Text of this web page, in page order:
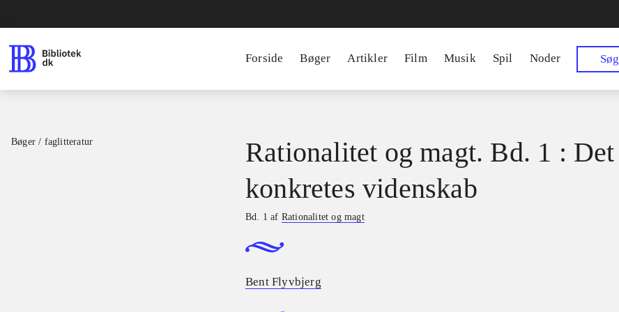
Forside Bøger Artikler Film Musik Spil Noder Søg
Bøger / faglitteratur
Rationalitet og magt. Bd. 1 : Det
konkretes videnskab
Bd. 1 af Rationalitet og magt
Bent Flyvbjerg